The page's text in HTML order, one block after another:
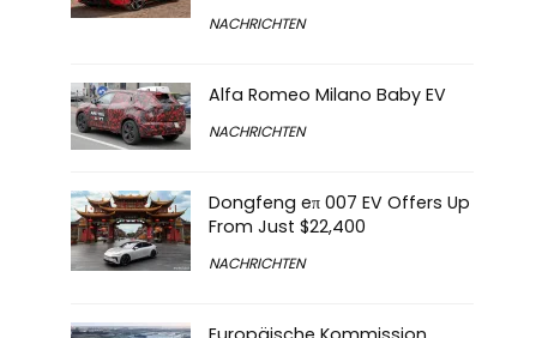
NACHRICHTEN
Alfa Romeo Milano Baby EV
NACHRICHTEN
Dongfeng eπ 007 EV Offers Up
From Just $22,400
NACHRICHTEN